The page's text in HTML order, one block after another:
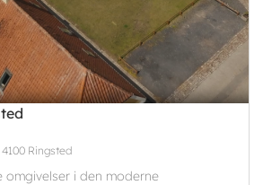
Ringsted
omgivelser i den moderne